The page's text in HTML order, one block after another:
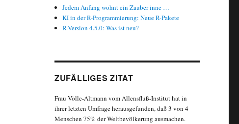
Jedem Anfang wohnt ein Zauber inne …
KI in der R-Programmierung: Neue R-Pakete
R-Version 4.5.0: Was ist neu?
ZUFÄLLIGES ZITAT
Frau Völle-Altmann vom Allensfluß-Institut hat in
ihrer letzten Umfrage herausgefunden, daß 3 von 4
Menschen 75% der Weltbevölkerung ausmachen.